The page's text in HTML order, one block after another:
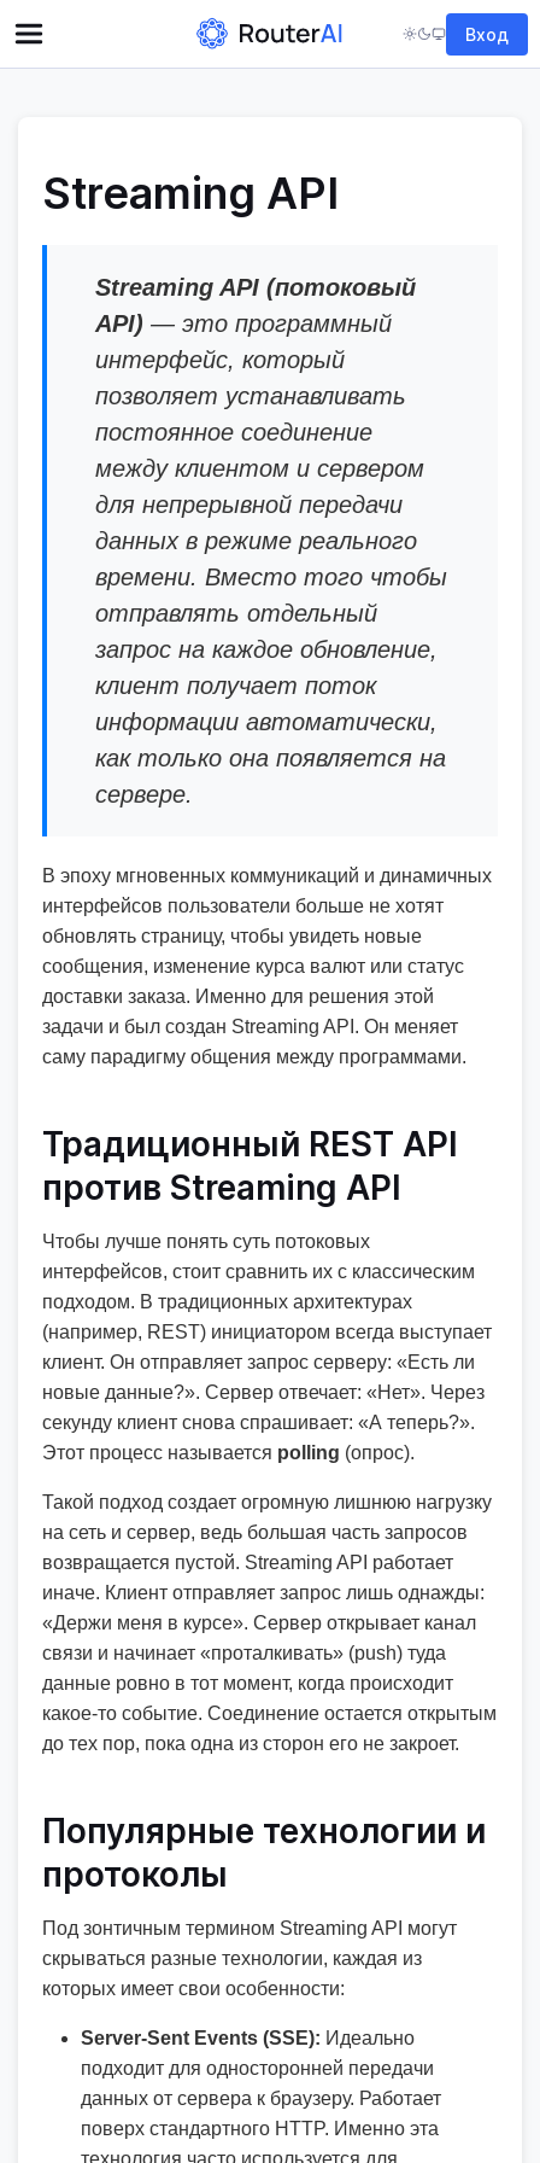
Вход
Streaming API
Streaming API (потоковый
API) — это программный
интерфейс, который
позволяет устанавливать
постоянное соединение
между клиентом и сервером
для непрерывной передачи
данных в режиме реального
времени. Вместо того чтобы
отправлять отдельный
запрос на каждое обновление,
клиент получает поток
информации автоматически,
как только она появляется на
сервере.
В эпоху мгновенных коммуникаций и динамичных
интерфейсов пользователи больше не хотят
обновлять страницу, чтобы увидеть новые
сообщения, изменение курса валют или статус
доставки заказа. Именно для решения этой
задачи и был создан Streaming API. Он меняет
саму парадигму общения между программами.
Традиционный REST API
против Streaming API
Чтобы лучше понять суть потоковых
интерфейсов, стоит сравнить их с классическим
подходом. В традиционных архитектурах
(например, REST) инициатором всегда выступает
клиент. Он отправляет запрос серверу: «Есть ли
новые данные?». Сервер отвечает: «Нет». Через
секунду клиент снова спрашивает: «А теперь?».
Этот процесс называется polling (опрос).
Такой подход создает огромную лишнюю нагрузку
на сеть и сервер, ведь большая часть запросов
возвращается пустой. Streaming API работает
иначе. Клиент отправляет запрос лишь однажды:
«Держи меня в курсе». Сервер открывает канал
связи и начинает «проталкивать» (push) туда
данные ровно в тот момент, когда происходит
какое-то событие. Соединение остается открытым
до тех пор, пока одна из сторон его не закроет.
Популярные технологии и
протоколы
Под зонтичным термином Streaming API могут
скрываться разные технологии, каждая из
которых имеет свои особенности:
Server-Sent Events (SSE): Идеально
подходит для односторонней передачи
данных от сервера к браузеру. Работает
поверх стандартного HTTP. Именно эта
технология часто используется для